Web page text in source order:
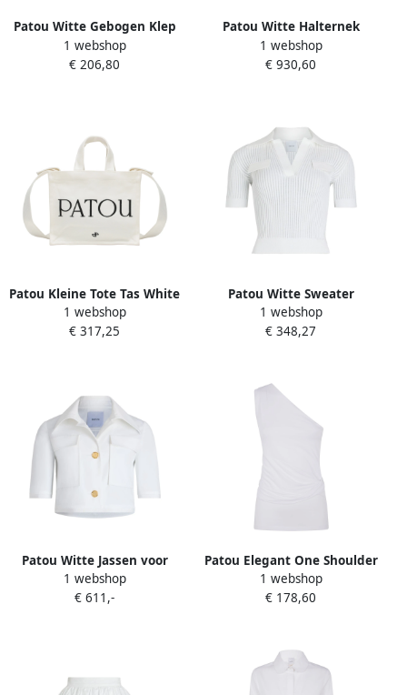
Patou Witte Gebogen Klep
Pet White Dames
1 webshop
€ 206,80
Patou Witte Halternek
Puffball Hem Jurk White
Dames
1 webshop
€ 930,60
Patou Kleine Tote Tas White
Dames
1 webshop
€ 317,25
Patou Witte Sweater
Collectie White Dames
1 webshop
€ 348,27
Patou Witte Jassen voor
Vrouwen White Dames
1 webshop
€ 611,-
Patou Elegant One Shoulder
Top White Dames
1 webshop
€ 178,60